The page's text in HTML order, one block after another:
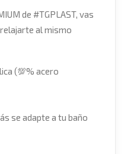
de #TGPLAST, vas
al mismo
(💯% acero
se adapte a tu baño